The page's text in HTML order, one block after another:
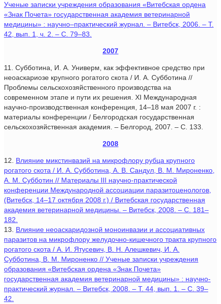
Ученые записки учреждения образования «Витебская ордена
«Знак Почета» государственная академия ветеринарной
медицины» : научно–практический журнал. – Витебск, 2006. – Т.
42, вып. 1, ч. 2. – С. 79–83.
2007
11. Субботина, И. А. Универм, как эффективное средство при
неоаскариозе крупного рогатого скота / И. А. Субботина //
Проблемы сельскохозяйственного производства на
современном этапе и пути их решения. XI Международная
научно-производственная конференция, 14–18 мая 2007 г. :
материалы конференции / Белгородская государственная
сельскохозяйственная академия. – Белгород, 2007. – С. 133.
2008
12. Влияние микстинвазий на микрофлору рубца крупного
рогатого скота / И. А. Субботина, А. В. Сандул, В. М. Мироненко,
А. М. Субботин // Материалы III научно-практической
конференции Международной ассоциации паразитоценологов,
(Витебск, 14–17 октября 2008 г.) / Витебская государственная
академия ветеринарной медицины. – Витебск, 2008. – С. 181–
182.
13. Влияние неоаскаридозной моноинвазии и ассоциативных
паразитов на микрофлору желудочно-кишечного тракта крупного
рогатого скота / А. И. Ятусевич, В. Н. Алешкевич, И. А.
Субботина, В. М. Мироненко // Ученые записки учреждения
образования «Витебская ордена «Знак Почета»
государственная академия ветеринарной медицины» : научно-
практический журнал. – Витебск, 2008. – Т. 44, вып. 1. – С. 39–
42.